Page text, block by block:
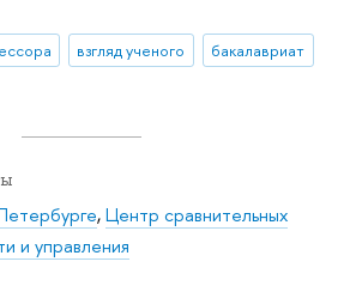
взгляд ученого
бакалавриат
,Центр сравнительных
и управления